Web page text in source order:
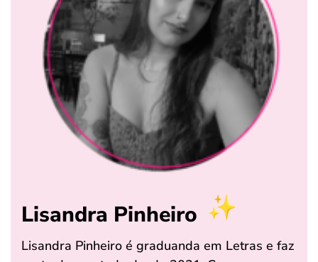
Lisandra Pinheiro
Lisandra Pinheiro é graduanda em Letras e faz